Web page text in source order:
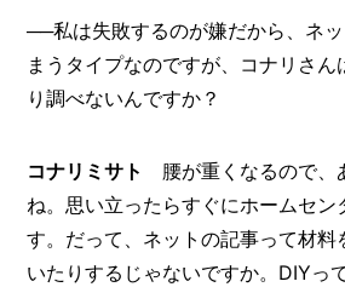
──私は失敗するのが嫌だから、ネ
まうタイプなのですが、コナリさん
り調べないんですか？
コナリミサト
腰が重くなるので、
ね。思い立ったらすぐにホームセン
す。だって、ネットの記事って材料
いたりするじゃないですか。DIYっ